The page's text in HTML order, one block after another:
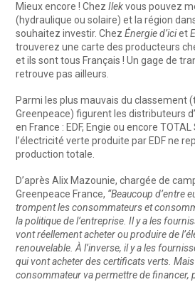
Mieux encore ! ChezIlekvous pouvez
(hydraulique ou solaire) et la région
souhaitez investir. ChezÉnergie d’iciet
trouverez une carte des producteurs
et ils sont tous Français ! Un gage de
retrouve pas ailleurs.
Parmi les plus mauvais du classement
Greenpeace) figurent les distributeurs
en France : EDF, Engie ou encore
l’électricité verte produite par EDF ne
production totale.
D’après Alix Mazounie, chargée de
Greenpeace France, “Beaucoup d’entre
trompent les consommateurs et
la politique de l’entreprise. Il y a les
vont réellement acheter ou produire de
renouvelable. À l’inverse, il y a les
qui vont acheter des certificats verts. Mais
consommateur va permettre de financer,